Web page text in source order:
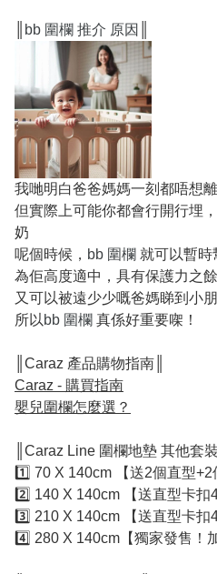
bb 圍欄 推介 原因
我哋明白爸爸媽媽一刻都唔想
但實際上可能你都會行開行埋
奶
呢個時候， bb 圍欄 就可以暫時
為佢高度適中，具有保護力之餘
又可以被遠少少嘅爸媽睇到小
所以 bb 圍欄 真係好重要㗎！
║Caraz 產品購物指南║
Caraz - 購買指南
嬰兒圍欄怎麼選？
║Caraz Line 圍欄地墊 其他套裝
1️⃣ 70 X 140cm 【送2個直型+2
2️⃣ 140 X 140cm 【送直型卡扣4
3️⃣ 210 X 140cm 【送直型卡扣4
4️⃣ 280 X 140cm【獨家發售！